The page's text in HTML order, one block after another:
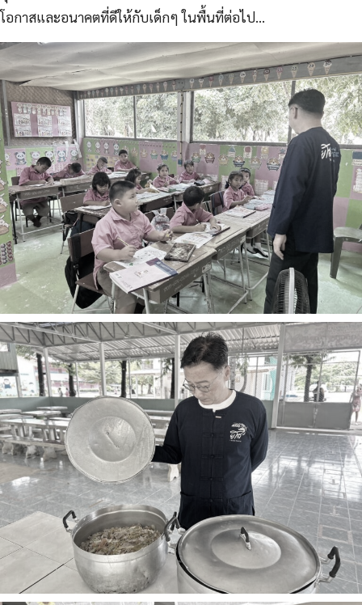
โอกาสและอนาคตที่ดีให้กับเด็กๆ ในพื้นที่ต่อไป…